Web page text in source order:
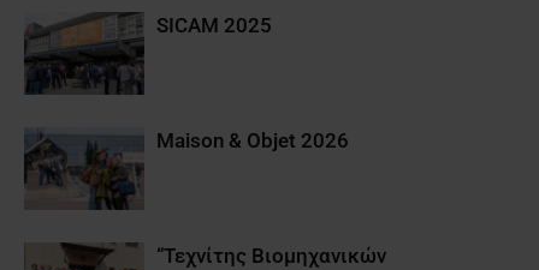
SICAM 2025
Maison & Objet 2026
“Τεχνίτης Βιομηχανικών